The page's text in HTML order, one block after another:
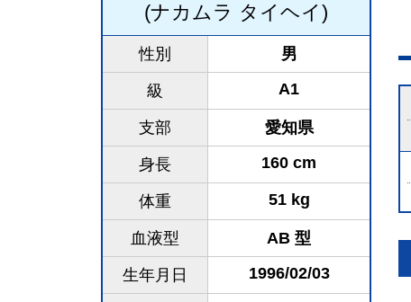
(ナカムラ タイヘイ)
性別 男
級 A1
支部 愛知県
身長 160 cm
体重 51 kg
血液型 AB 型
生年月日 1996/02/03